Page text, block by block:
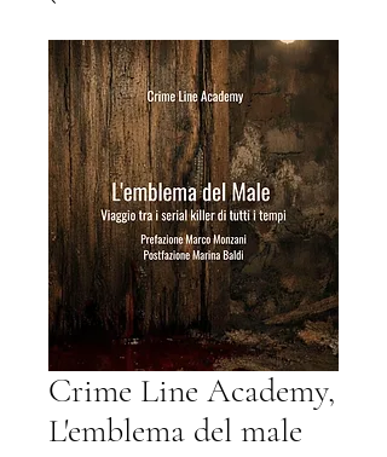
Crime Line Academy,
L'emblema del male